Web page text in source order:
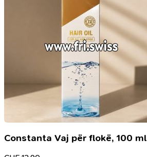
Constanta Vaj për flokë, 100 ml